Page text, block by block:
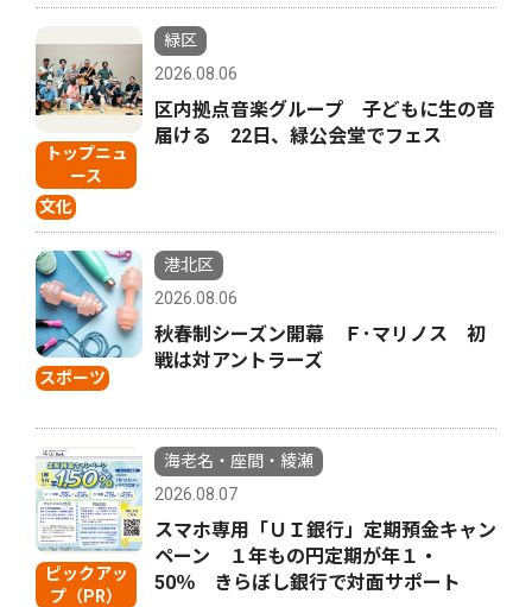
トップニュ
ース
文化
緑区
2026.08.06
区内拠点音楽グループ 子どもに生の音
届ける 22日、緑公会堂でフェス
スポーツ
港北区
2026.08.06
秋春制シーズン開幕 Ｆ･マリノス 初
戦は対アントラーズ
ピックアッ
プ（PR）
海老名・座間・綾瀬
2026.08.07
スマホ専用「ＵＩ銀行」定期預金キャン
ペーン １年もの円定期が年１・
50％ きらぼし銀行で対面サポート